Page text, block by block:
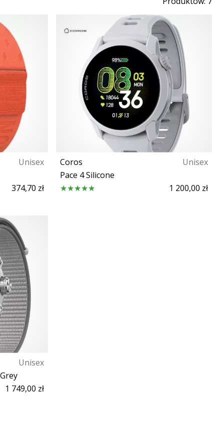
Unisex
374,70 zł
Coros
Unisex
Pace 4 Silicone
1 200,00 zł
Unisex
1 749,00 zł